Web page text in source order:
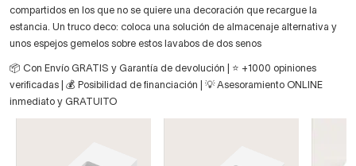
compartidos en los que no se quiere una decoración que recargue la
estancia. Un truco deco: coloca una solución de almacenaje alternativa y
unos espejos gemelos sobre estos lavabos de dos senos
📦 Con Envío GRATIS y Garantía de devolución | ⭐ +1000 opiniones
verificadas | 💰 Posibilidad de financiación | 💡 Asesoramiento ONLINE
inmediato y GRATUITO